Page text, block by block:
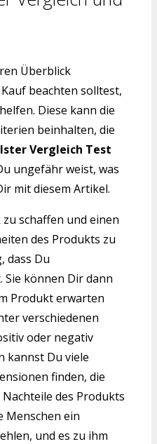
Überblick
beachten solltest,
Diese kann die
beinhalten, die
Vergleich Test
ungefähr weist, was
mit diesem Artikel.
schaffen und einen
des Produkts zu
dass Du
Sie können Dir dann
Produkt erwarten
verschiedenen
oder negativ
kannst Du viele
finden, die
des Produkts
Menschen ein
und es zu ihm